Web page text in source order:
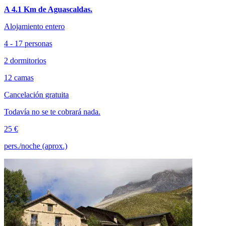
A 4.1 Km de Aguascaldas.
Alojamiento entero
4 - 17 personas
2 dormitorios
12 camas
Cancelación gratuita
Todavía no se te cobrará nada.
25 €
pers./noche (aprox.)